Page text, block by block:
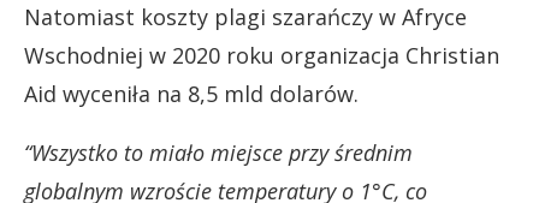
Natomiast koszty plagi szarańczy w Afryce
Wschodniej w 2020 roku organizacja Christian
Aid wyceniła na 8,5 mld dolarów.
“Wszystko to miało miejsce przy średnim
globalnym wzroście temperatury o 1°C, co